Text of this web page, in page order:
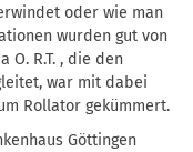
oder wie man
wurden gut von
O. R.T. , die den
war mit dabei
Rollator gekümmert.
Göttingen